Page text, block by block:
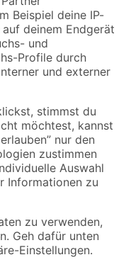
Angebote sind unter
Verfügbarkeiten beziehen